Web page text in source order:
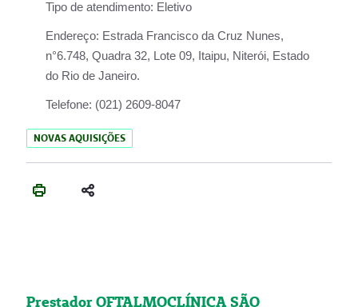
Tipo de atendimento: Eletivo
Endereço: Estrada Francisco da Cruz Nunes,
n°6.748, Quadra 32, Lote 09, Itaipu, Niterói, Estado
do Rio de Janeiro.
Telefone: (021) 2609-8047
NOVAS AQUISIÇÕES
Prestador OFTALMOCLÍNICA SÃO